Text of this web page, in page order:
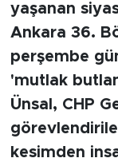
yaşanan
Ankara 36.
perşembe
'mutlak
Ünsal, CHP
kesimden